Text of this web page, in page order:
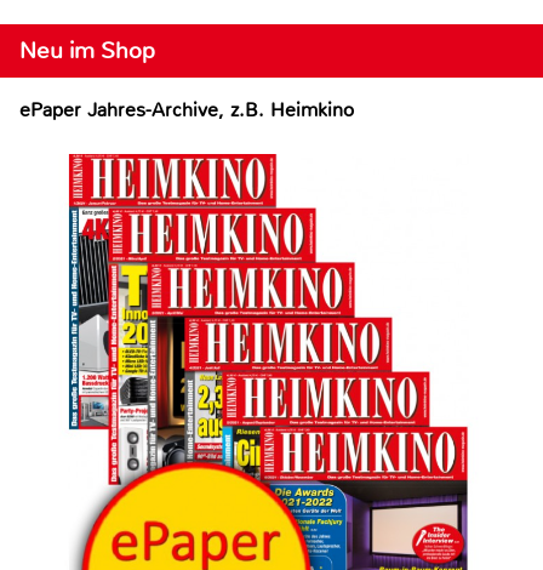
Neu im Shop
ePaper Jahres-Archive, z.B. Heimkino